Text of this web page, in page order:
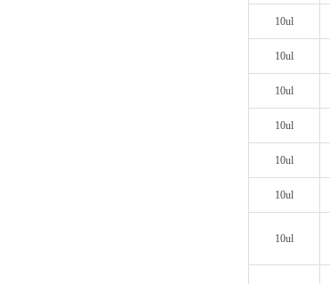
10ul
10ul
10ul
10ul
10ul
10ul
10ul